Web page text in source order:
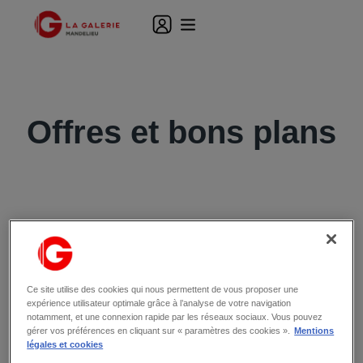
Offres et bons plans
Les actualités de votre centre
Ce site utilise des cookies qui nous permettent de vous proposer une
expérience utilisateur optimale grâce à l’analyse de votre navigation
notamment, et une connexion rapide par les réseaux sociaux. Vous pouvez
gérer vos préférences en cliquant sur « paramètres des cookies ».
Mentions
légales et cookies